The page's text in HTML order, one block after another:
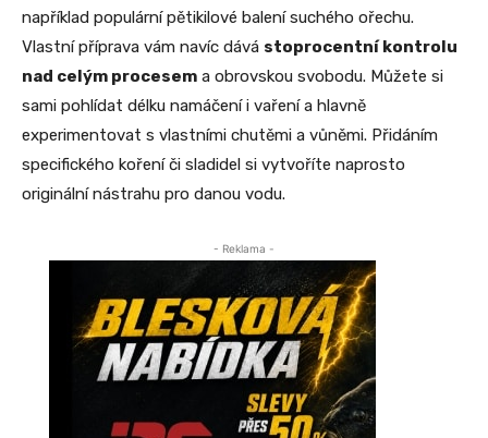
například populární pětikilové balení suchého ořechu.
Vlastní příprava vám navíc dává stoprocentní kontrolu
nad celým procesem a obrovskou svobodu. Můžete si
sami pohlídat délku namáčení i vaření a hlavně
experimentovat s vlastními chutěmi a vůněmi. Přidáním
specifického koření či sladidel si vytvoříte naprosto
originální nástrahu pro danou vodu.
- Reklama -